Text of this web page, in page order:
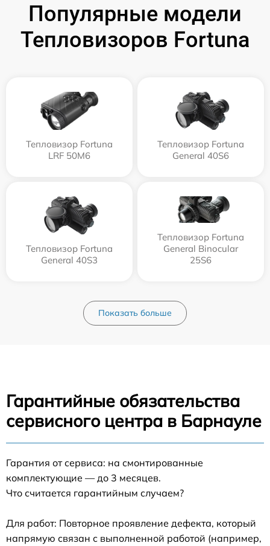
Популярные модели
Тепловизоров Fortuna
Тепловизор Fortuna
LRF 50M6
Тепловизор Fortuna
General 40S6
Тепловизор Fortuna
General 40S3
Тепловизор Fortuna
General Binocular
25S6
Показать больше
Гарантийные обязательства
сервисного центра в Барнауле
Гарантия от сервиса: на смонтированные
комплектующие — до 3 месяцев.
Что считается гарантийным случаем?
Для работ: Повторное проявление дефекта, который
напрямую связан с выполненной работой (например,